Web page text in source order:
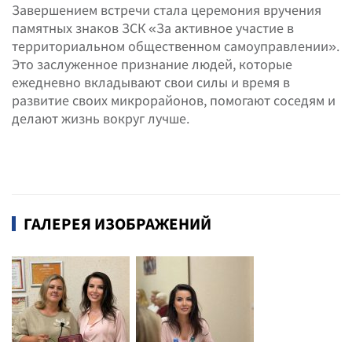
Завершением встречи стала церемония вручения
памятных знаков ЗСК «За активное участие в
территориальном общественном самоуправлении».
Это заслуженное признание людей, которые
ежедневно вкладывают свои силы и время в
развитие своих микрорайонов, помогают соседям и
делают жизнь вокруг лучше.
ГАЛЕРЕЯ ИЗОБРАЖЕНИЙ